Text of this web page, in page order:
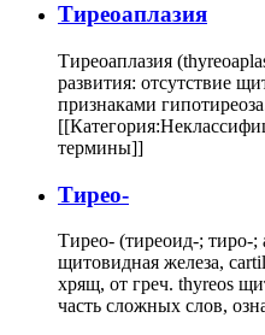
Тиреоаплазия
Тиреоаплазия
развития: отсутствие
признаками
термины]]
Тирео-
Тирео- (тиреоид-; тиро-;
щитовидная железа,
хрящ, от греч. thyreos
часть сложных слов,